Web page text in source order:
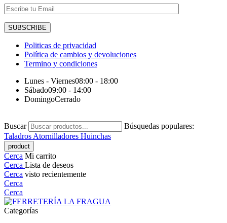
Politicas de privacidad
Política de cambios y devoluciones
Termino y condiciones
Lunes - Viernes08:00 - 18:00
Sábado09:00 - 14:00
DomingoCerrado
Buscar
Búsquedas populares:
Taladros Atornilladores Huinchas
Cerca Mi carrito
Cerca Lista de deseos
Cerca visto recientemente
Cerca
Cerca
Categorías